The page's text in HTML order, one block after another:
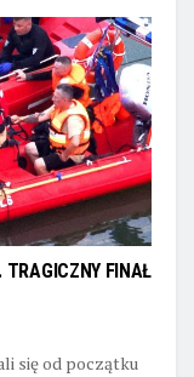
TRAGICZNY FINAŁ
się od początku